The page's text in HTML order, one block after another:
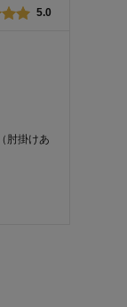
5.0
肘掛けあ